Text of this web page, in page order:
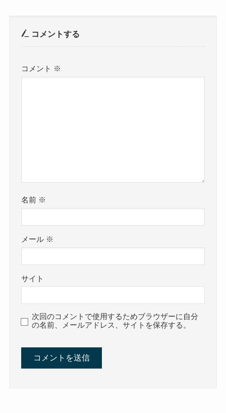
コメントする
コメント ※
名前 ※
メール ※
サイト
次回のコメントで使用するためブラウザーに自分
の名前、メールアドレス、サイトを保存する。